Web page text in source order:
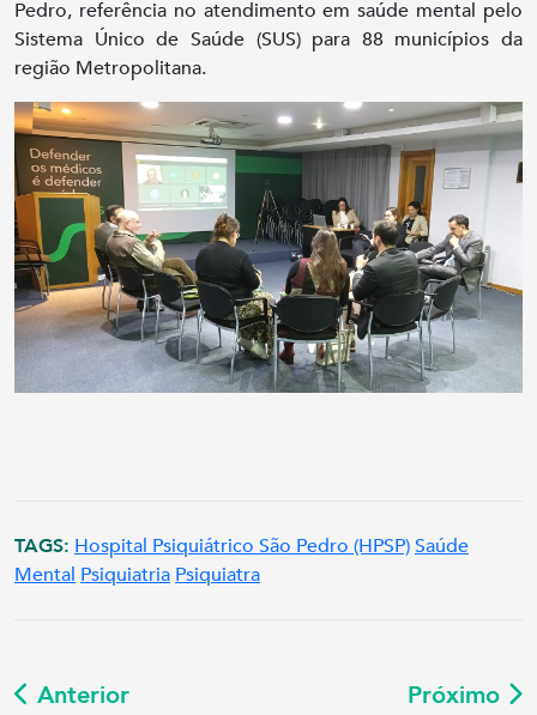
Pedro, referência no atendimento em saúde mental pelo
Sistema Único de Saúde (SUS) para 88 municípios da
região Metropolitana.
TAGS: Hospital Psiquiátrico São Pedro (HPSP)Saúde
Mental Psiquiatria Psiquiatra
Anterior Próximo